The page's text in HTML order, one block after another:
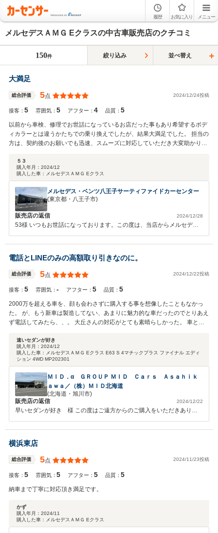
履歴 お気に入り メニュー
メルセデスＡＭＧ Eクラスの中古車販売店のクチコミ
150件 絞り込み 並べ替え
大満足
総合評価 5点 2024/12/24投稿
接客：5 雰囲気：5 アフター：4 品質：5
以前から車検、修理でお世話になっているお店だった事もあり希望するボデ
ィカラーとは違うかたちでの乗り換えでしたが、結果大満足でした。 担当の
方は、契約後のお願いでも迅速、スムーズに対応していただき大変助かりま
５３
購入年月： 2024/12
購入した車：
メルセデスＡＭＧ Eクラス
メルセデス・ベンツ八王子サーティファイドカーセンター
(東京都・八王子市)
販売店の返信 2024/12/28
53様 いつもお世話になっております。この度は、当店からメルセデス
満足いただけて私共もとても嬉しく思っております。以前お乗りのお車
から当社でご入庫いただいておりまして感謝申し上げます。 ご納車時
の整備は、メーカー基準の整備を行っておりまして、ご納車後の保証も
メーカー保証という最も手厚い保証制度となっております。今後のメン
テナンスにつきましても精一杯のご案内をさせていただきますので、引
き続きよろしくお願い申し上げます。 メルセデス・ベンツ八王子サー
電話とLINEのみの高額取り引きなのに。
総合評価 5点 2024/12/22投稿
接客：5 雰囲気：- アフター：5 品質：5
2000万を超える車を、顔も会わさずに購入する事を想像したこともなかっ
た。 が、もう新車は製造してない、あまりに魅力的な車だったのでとりあえ
ず電話してみたら、、。 大丘さんの対応がとても素晴らしかった。 車と人
の事しか言わないから不安になる事もなく、扱っている車に対する自信も感
じました。深夜に突然質問しても即回答してくれたり、本当に助かりまし
た。 昨日、無理ばかり言ってたのに最短日数で無事納車。大丘さんが話して
くれていた通り、前オーナーさんが大切に扱ってくれていたのが新車を思わ
せる車を見て凄く伝わりました。 大丘さん、前オーナーさん、大切に乗りま
くります！良い車をありがとうございました！感謝しています！ こちらの販
売店さんは、かなり大きなグループ会社さんなので納車も東京のディーラー
さんでしたし、とにかくマメに状況報告もしてれたので終始安心してお取引
き出来ました。オススメです！
速いセダンが好き
購入年月： 2024/12
購入した車：
メルセデスＡＭＧ Eクラス E63 S 4マチックプラス ファイナル エディ
ション 4WD MP202301
ＭＩＤ．α ＧＲＯＵＰ ＭＩＤ Ｃａｒｓ Ａｓａｈｉｋ
ａｗａ／（株）ＭＩＤ北海道
(北海道・旭川市)
販売店の返信
2024/12/22
早いセダンが好き 様 この度はご遠方からのご購入をいただきありが
オーナー様も喜んでおられました。委託販売のため手続きも若干お手間
をおかけしたり、特別仕様のシートに対する不安、マット塗装のため車
両状態に対するご不安もあったかと思いますが、ご満足いただけて私ど
もも嬉しく思っております。遠方ではありますが、私どもでお手伝いで
きることは何でもやらせていただきますので、今後ともお気軽にご相談
いただければと思います。引き続きよろしくお願い申し上げます。
横浜東店
総合評価 5点 2024/11/23投稿
接客：5 雰囲気：5 アフター：5 品質：5
納車まで丁寧に対応頂き満足です。
かず
購入年月： 2024/11
購入した車：
メルセデスＡＭＧ Eクラス